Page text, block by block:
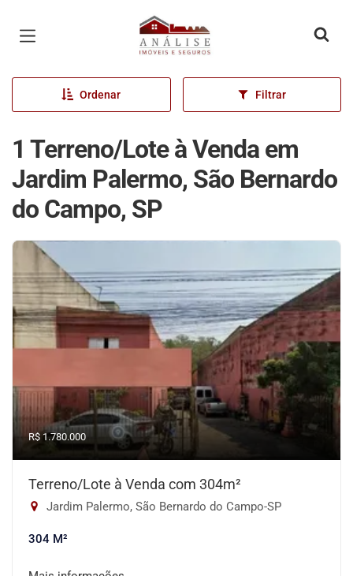
Página inicial
Ordenar Filtrar
1 Terreno/Lote à Venda em
Jardim Palermo, São Bernardo
do Campo, SP
R$ 1.780.000
Terreno/Lote à Venda com 304m²
Jardim Palermo, São Bernardo do Campo-SP
304 M²